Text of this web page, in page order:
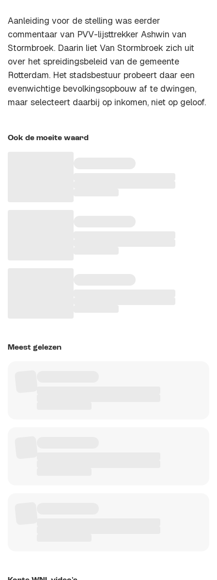
Aanleiding voor de stelling was eerder
commentaar van PVV-lijsttrekker Ashwin van
Stormbroek. Daarin liet Van Stormbroek zich uit
over het spreidingsbeleid van de gemeente
Rotterdam. Het stadsbestuur probeert daar een
evenwichtige bevolkingsopbouw af te dwingen,
maar selecteert daarbij op inkomen, niet op geloof.
Ook de moeite waard
Meest gelezen